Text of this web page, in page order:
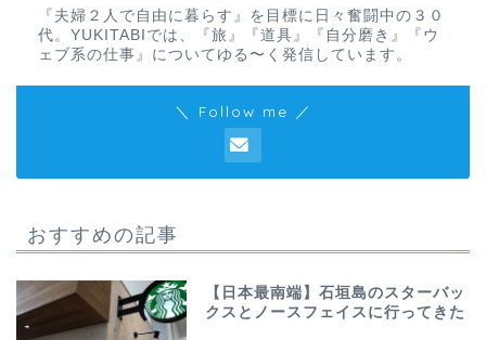
『夫婦２人で自由に暮らす』を目標に日々奮闘中の３０
代。YUKITABIでは、『旅』『道具』『自分磨き』『ウ
ェブ系の仕事』についてゆる〜く発信しています。
＼ Follow me ／
おすすめの記事
【日本最南端】石垣島のスターバッ
クスとノースフェイスに行ってきた